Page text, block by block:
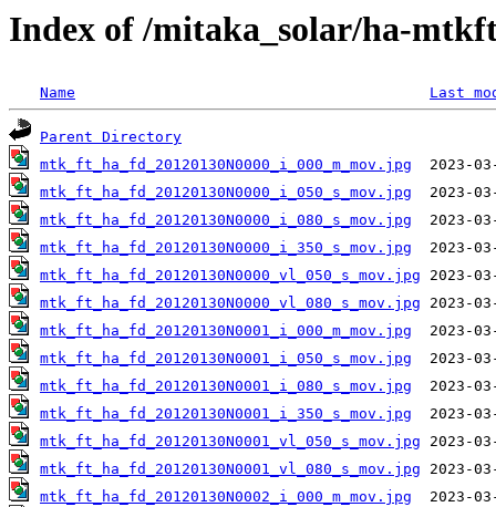
Index of /mitaka_solar/ha-
Name Last
Parent Directory
mtk_ft_ha_fd_20120130N0000_i_000_m_mov.jpg
mtk_ft_ha_fd_20120130N0000_i_050_s_mov.jpg
mtk_ft_ha_fd_20120130N0000_i_080_s_mov.jpg
mtk_ft_ha_fd_20120130N0000_i_350_s_mov.jpg
mtk_ft_ha_fd_20120130N0000_vl_050_s_mov.jpg
mtk_ft_ha_fd_20120130N0000_vl_080_s_mov.jpg
mtk_ft_ha_fd_20120130N0001_i_000_m_mov.jpg
mtk_ft_ha_fd_20120130N0001_i_050_s_mov.jpg
mtk_ft_ha_fd_20120130N0001_i_080_s_mov.jpg
mtk_ft_ha_fd_20120130N0001_i_350_s_mov.jpg
mtk_ft_ha_fd_20120130N0001_vl_050_s_mov.jpg
mtk_ft_ha_fd_20120130N0001_vl_080_s_mov.jpg
mtk_ft_ha_fd_20120130N0002_i_000_m_mov.jpg